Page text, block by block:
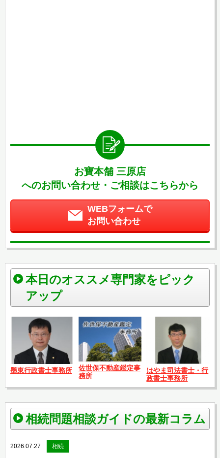
お寶本舗 三原店
へのお問い合わせ・ご相談はこちらから
WEBフォームで
お問い合わせ
本日のオススメ専門家をピック
アップ
墨東行政書士事務所
佐世保不動産鑑定事
務所
はやま司法書士・行
政書士事務所
相続問題相談ガイドの最新コラム
2026.07.27 相続